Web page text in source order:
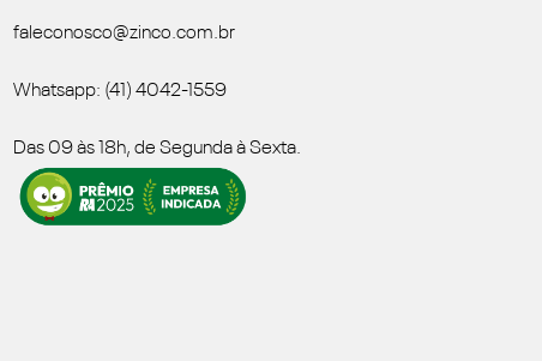
faleconosco@zinco.com.br
Whatsapp: (41) 4042-1559
Das 09 às 18h, de Segunda à Sexta.